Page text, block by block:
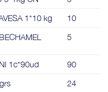
1*10 kg 10
5
1c*90ud 90
24